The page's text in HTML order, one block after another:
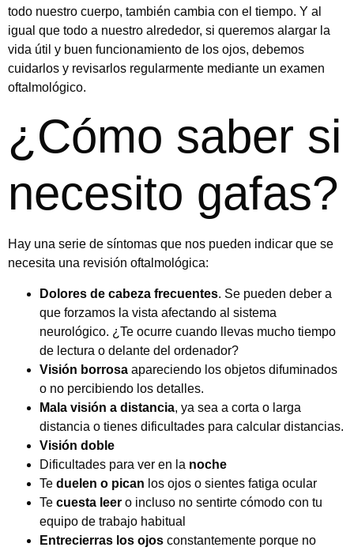
todo nuestro cuerpo, también cambia con el tiempo. Y al
igual que todo a nuestro alrededor, si queremos alargar la
vida útil y buen funcionamiento de los ojos, debemos
cuidarlos y revisarlos regularmente mediante un examen
oftalmológico.
¿Cómo saber si
necesito gafas?
Hay una serie de síntomas que nos pueden indicar que se
necesita una revisión oftalmológica:
Dolores de cabeza frecuentes. Se pueden deber a
que forzamos la vista afectando al sistema
neurológico. ¿Te ocurre cuando llevas mucho tiempo
de lectura o delante del ordenador?
Visión borrosa apareciendo los objetos difuminados
o no percibiendo los detalles.
Mala visión a distancia, ya sea a corta o larga
distancia o tienes dificultades para calcular distancias.
Visión doble
Dificultades para ver en la noche
Te duelen o pican los ojos o sientes fatiga ocular
Te cuesta leer o incluso no sentirte cómodo con tu
equipo de trabajo habitual
Entrecierras los ojos constantemente porque no